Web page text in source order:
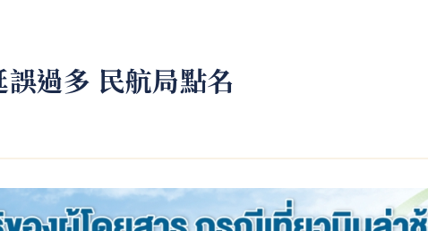
過多 民航局點名